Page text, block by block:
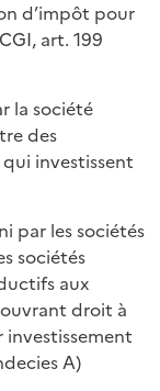
d’impôt pour
art. 199
la société
des
investissent
par les sociétés
sociétés
aux
droit à
A)